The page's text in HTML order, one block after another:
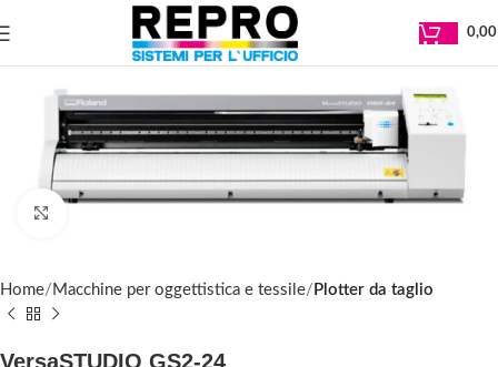
Home Macchine per oggettistica e tessile Plotter da taglio
VersaSTUDIO GS2-24